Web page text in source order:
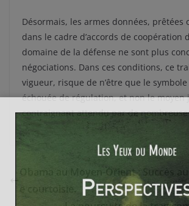
Désormais, les armes données, prêtées
dans le cadre d’accords de coopération
domaine de la défense ne sont plus
négociations. Dans ces conditions, ce
vigueur, risque de n’être que le symbole
échouée de régulation, et non le
contraignant attendu par de
Obama au Moyen-Orient : Succès
e courtoisie.